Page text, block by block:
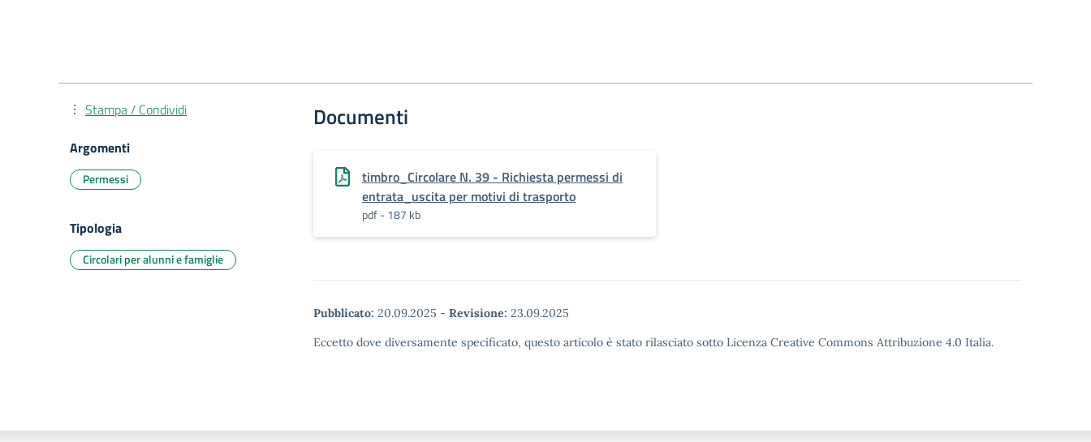
Documenti
timbro_Circolare N. 39 - Richiesta permessi di
entrata_uscita per motivi di trasporto
pdf - 187 kb
Pubblicato: 20.09.2025 - Revisione: 23.09.2025
Eccetto dove diversamente specificato, questo articolo è stato rilasciato sotto Licenza Creative Commons Attribuzione 4.0 Italia.
Stampa / Condividi
Argomenti
Permessi
Tipologia
Circolari per alunni e famiglie